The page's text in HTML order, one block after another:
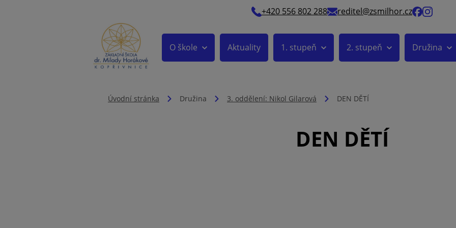
+420 556 802 288 reditel@zsmilhor.cz
O škole Aktuality 1. stupeň 2. stupeň Družina
Úvodní stránka Družina 3. oddělení: Nikol Gilarová DEN DĚTÍ
DEN DĚTÍ